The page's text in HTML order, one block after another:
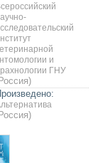
и
ГНУ